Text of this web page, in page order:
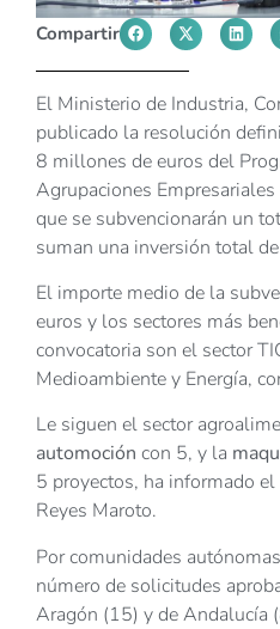
Compartir
El Ministerio de Industria,
publicado la resolución
8 millones de euros del
Agrupaciones
que se subvencionarán un
suman una inversión total
El importe medio de la
euros y los sectores más
convocatoria son el sector
Medioambiente y Energía,
Le siguen el sector
automoción con 5, y la
5 proyectos, ha informado
Reyes Maroto.
Por comunidades
número de solicitudes
Aragón (15) y de Andalucía